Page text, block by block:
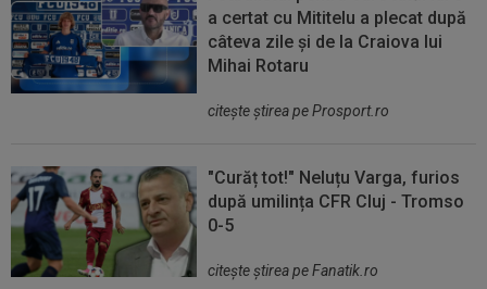
a certat cu Mititelu a plecat după
câteva zile și de la Craiova lui
Mihai Rotaru
citeşte ştirea pe Prosport.ro
"Curăț tot!" Neluțu Varga, furios
după umilința CFR Cluj - Tromso
0-5
citeşte ştirea pe Fanatik.ro